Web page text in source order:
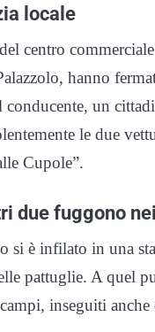
locale
centro
hanno
un
le due
Cupole”.
due fuggono
si è infilato in una
pattuglie. A quel
inseguiti